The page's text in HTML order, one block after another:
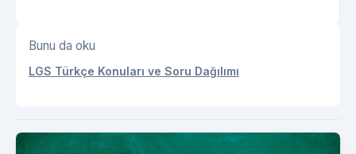
Bunu da oku
LGS Türkçe Konuları ve Soru Dağılımı